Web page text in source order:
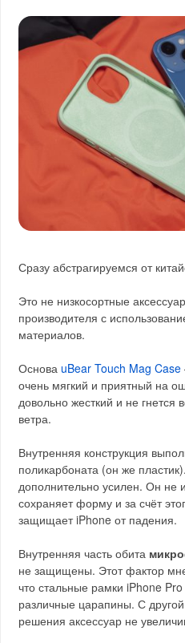
Сразу абстрагируемся от
Это не низкосортные
производителя с
материалов.
Основа uBear Touch Mag Case
очень мягкий и приятный на
довольно жесткий и не гнется
ветра.
Внутренняя конструкция
поликарбоната (он же
дополнительно усилен. Он не
сохраняет форму и за счёт
защищает iPhone от падения.
Внутренняя часть обита
не защищены. Этот фактор
что стальные рамки iPhone
различные царапины. С другой
решения аксессуар не